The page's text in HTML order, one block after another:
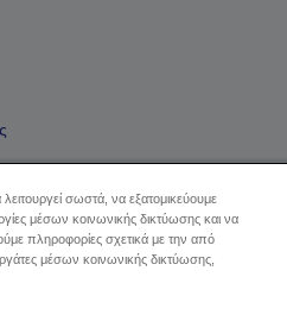
Δήλωση Πληροφοριών
σωστά, να εξατομικεύουμε
μέσων κοινωνικής δικτύωσης και να
πληροφορίες σχετικά με την από
μέσων κοινωνικής δικτύωσης,